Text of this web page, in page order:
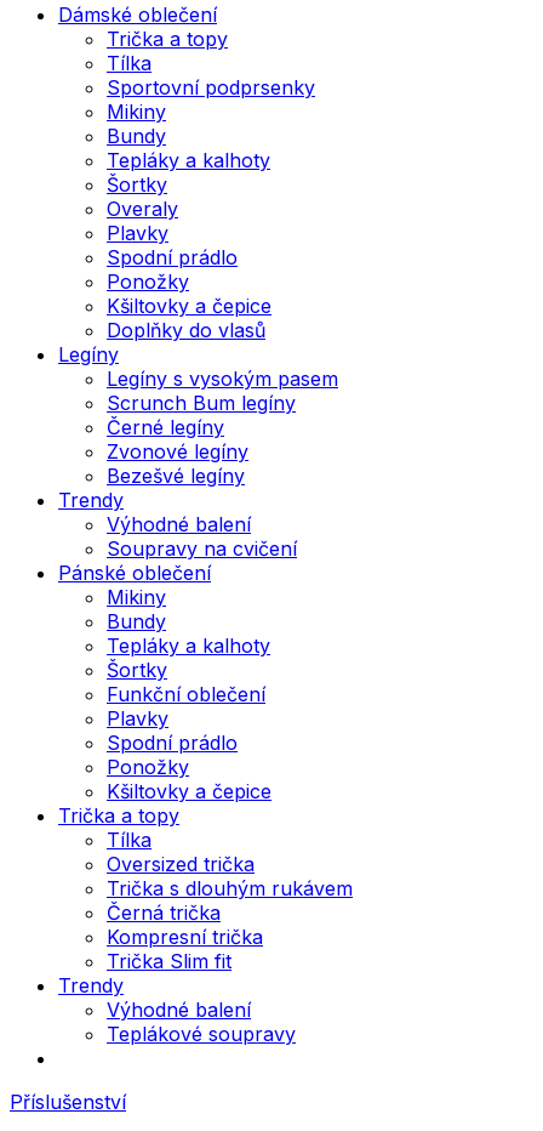
Dámské oblečení
Trička a topy
Tílka
Sportovní podprsenky
Mikiny
Bundy
Tepláky a kalhoty
Šortky
Overaly
Plavky
Spodní prádlo
Ponožky
Kšiltovky a čepice
Doplňky do vlasů
Legíny
Legíny s vysokým pasem
Scrunch Bum legíny
Černé legíny
Zvonové legíny
Bezešvé legíny
Trendy
Výhodné balení
Soupravy na cvičení
Pánské oblečení
Mikiny
Bundy
Tepláky a kalhoty
Šortky
Funkční oblečení
Plavky
Spodní prádlo
Ponožky
Kšiltovky a čepice
Trička a topy
Tílka
Oversized trička
Trička s dlouhým rukávem
Černá trička
Kompresní trička
Trička Slim fit
Trendy
Výhodné balení
Teplákové soupravy
Příslušenství